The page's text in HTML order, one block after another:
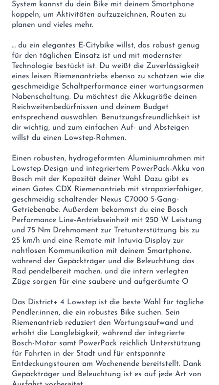
System kannst du dein Bike mit deinem Smartphone
koppeln, um Aktivitäten aufzuzeichnen, Routen zu
planen und vieles mehr.
… du ein elegantes E-Citybike willst, das robust genug
für den täglichen Einsatz ist und mit modernster
Technologie bestückt ist. Du weißt die Zuverlässigkeit
eines leisen Riemenantriebs ebenso zu schätzen wie die
geschmeidige Schaltperformance einer wartungsarmen
Nabenschaltung. Du möchtest die Akkugröße deinen
Reichweitenbedürfnissen und deinem Budget
entsprechend auswählen. Benutzungsfreundlichkeit ist
dir wichtig, und zum einfachen Auf- und Absteigen
willst du einen Lowstep-Rahmen.
Einen robusten, hydrogeformten Aluminiumrahmen mit
Lowstep-Design und integriertem PowerPack-Akku von
Bosch mit der Kapazität deiner Wahl. Dazu gibt es
einen Gates CDX Riemenantrieb mit strapazierfähiger,
geschmeidig schaltender Nexus C7000 5-Gang-
Getriebenabe. Außerdem bekommst du eine Bosch
Performance Line-Antriebseinheit mit 250 W Leistung
und 75 Nm Drehmoment zur Tretunterstützung bis zu
25 km/h und eine Remote mit Intuvia-Display zur
nahtlosen Kommunikation mit deinem Smartphone.
während der Gepäckträger und die Beleuchtung das
Rad pendelbereit machen. und die intern verlegten
Züge sorgen für eine saubere und aufgeräumte O
Das District+ 4 Lowstep ist die beste Wahl für tägliche
Pendler:innen, die ein robustes Bike suchen. Sein
Riemenantrieb reduziert den Wartungsaufwand und
erhöht die Langlebigkeit, während der integrierte
Bosch-Motor samt PowerPack reichlich Unterstützung
für Fahrten in der Stadt und für entspannte
Entdeckungstouren am Wochenende bereitstellt. Dank
Gepäckträger und Beleuchtung ist es auf jede Art von